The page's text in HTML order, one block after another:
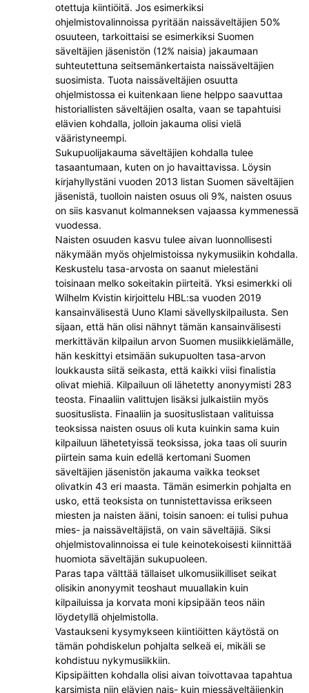
otettuja kiintiöitä. Jos esimerkiksi
ohjelmistovalinnoissa pyritään naissäveltäjien 50%
osuuteen, tarkoittaisi se esimerkiksi Suomen
säveltäjien jäsenistön (12% naisia) jakaumaan
suhteutettuna seitsemänkertaista naissäveltäjien
suosimista. Tuota naissäveltäjien osuutta
ohjelmistossa ei kuitenkaan liene helppo saavuttaa
historiallisten säveltäjien osalta, vaan se tapahtuisi
elävien kohdalla, jolloin jakauma olisi vielä
vääristyneempi.
Sukupuolijakauma säveltäjien kohdalla tulee
tasaantumaan, kuten on jo havaittavissa. Löysin
kirjahyllystäni vuoden 2013 listan Suomen säveltäjien
jäsenistä, tuolloin naisten osuus oli 9%, naisten osuus
on siis kasvanut kolmanneksen vajaassa kymmenessä
vuodessa.
Naisten osuuden kasvu tulee aivan luonnollisesti
näkymään myös ohjelmistoissa nykymusiikin kohdalla.
Keskustelu tasa-arvosta on saanut mielestäni
toisinaan melko sokeitakin piirteitä. Yksi esimerkki oli
Wilhelm Kvistin kirjoittelu HBL:sa vuoden 2019
kansainvälisestä Uuno Klami sävellyskilpailusta. Sen
sijaan, että hän olisi nähnyt tämän kansainvälisesti
merkittävän kilpailun arvon Suomen musiikkielämälle,
hän keskittyi etsimään sukupuolten tasa-arvon
loukkausta siitä seikasta, että kaikki viisi finalistia
olivat miehiä. Kilpailuun oli lähetetty anonyymisti 283
teosta. Finaaliin valittujen lisäksi julkaistiin myös
suosituslista. Finaaliin ja suosituslistaan valituissa
teoksissa naisten osuus oli kuta kuinkin sama kuin
kilpailuun lähetetyissä teoksissa, joka taas oli suurin
piirtein sama kuin edellä kertomani Suomen
säveltäjien jäsenistön jakauma vaikka teokset
olivatkin 43 eri maasta. Tämän esimerkin pohjalta en
usko, että teoksista on tunnistettavissa erikseen
miesten ja naisten ääni, toisin sanoen: ei tulisi puhua
mies- ja naissäveltäjistä, on vain säveltäjiä. Siksi
ohjelmistovalinnoissa ei tule keinotekoisesti kiinnittää
huomiota säveltäjän sukupuoleen.
Paras tapa välttää tällaiset ulkomusiikilliset seikat
olisikin anonyymit teoshaut muuallakin kuin
kilpailuissa ja korvata moni kipsipään teos näin
löydetyllä ohjelmistolla.
Vastaukseni kysymykseen kiintiöitten käytöstä on
tämän pohdiskelun pohjalta selkeä ei, mikäli se
kohdistuu nykymusiikkiin.
Kipsipäitten kohdalla olisi aivan toivottavaa tapahtua
karsimista niin elävien nais- kuin miessäveltäjienkin